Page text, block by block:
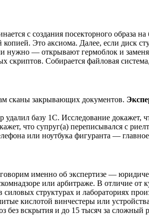
с создания посекторного образа
Это аксиома. Далее, если диск
нужно — открывают гермоблок и
скриптов. Собирается файловая
сканы закрывающих документов.
базу 1С. Исследование
что супруг(а) переписывался с
или ноутбука фигуранта —
именно об экспертизе —
или арбитраже. В отличие
структурах и лабораториях
кислотой винчестеры или
вскрытия и до 15 тысяч за сложный